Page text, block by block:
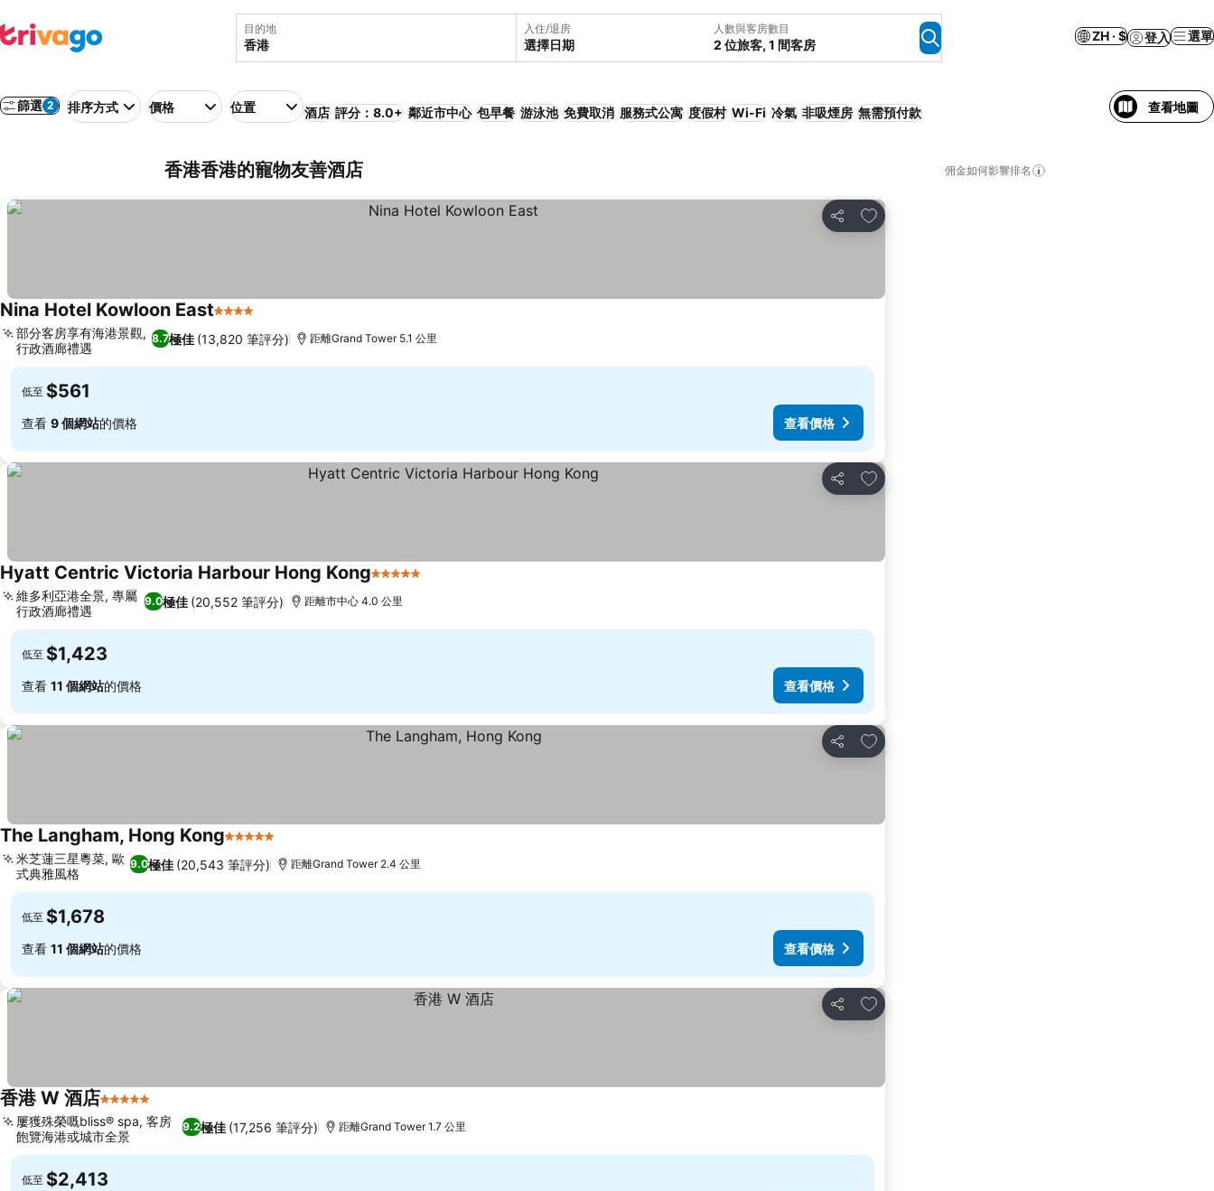
目的地 入住/退房
選擇日期
人數與客房數目
2 位旅客, 1 間客房
ZH · $ 登入 選單
篩選 2 排序方式 價格 位置 酒店 評分：8.0+ 鄰近市中心 包早餐 游泳池 免費取消 服務式公寓 度假村 Wi-Fi 冷氣 非吸煙房 無需預付款 查看地圖
香港香港的寵物友善酒店 佣金如何影響排名
分享
放到收藏夾
Nina Hotel Kowloon East4 星級
8.7極佳 (13,820 筆評分)
部分客房享有海港景觀,
行政酒廊禮遇
距離Grand Tower 5.1 公里
低至 $561
查看 9 個網站的價格 查看價格
分享
放到收藏夾
Hyatt Centric Victoria Harbour Hong Kong5 星級
9.0極佳 (20,552 筆評分)
維多利亞港全景, 專屬
行政酒廊禮遇
距離市中心 4.0 公里
低至 $1,423
查看 11 個網站的價格 查看價格
分享
放到收藏夾
The Langham, Hong Kong5 星級
9.0極佳 (20,543 筆評分)
米芝蓮三星粵菜, 歐
式典雅風格
距離Grand Tower 2.4 公里
低至 $1,678
查看 11 個網站的價格 查看價格
分享
放到收藏夾
香港 W 酒店5 星級
9.2極佳 (17,256 筆評分)
屢獲殊榮嘅bliss® spa, 客房
飽覽海港或城市全景
距離Grand Tower 1.7 公里
低至 $2,413